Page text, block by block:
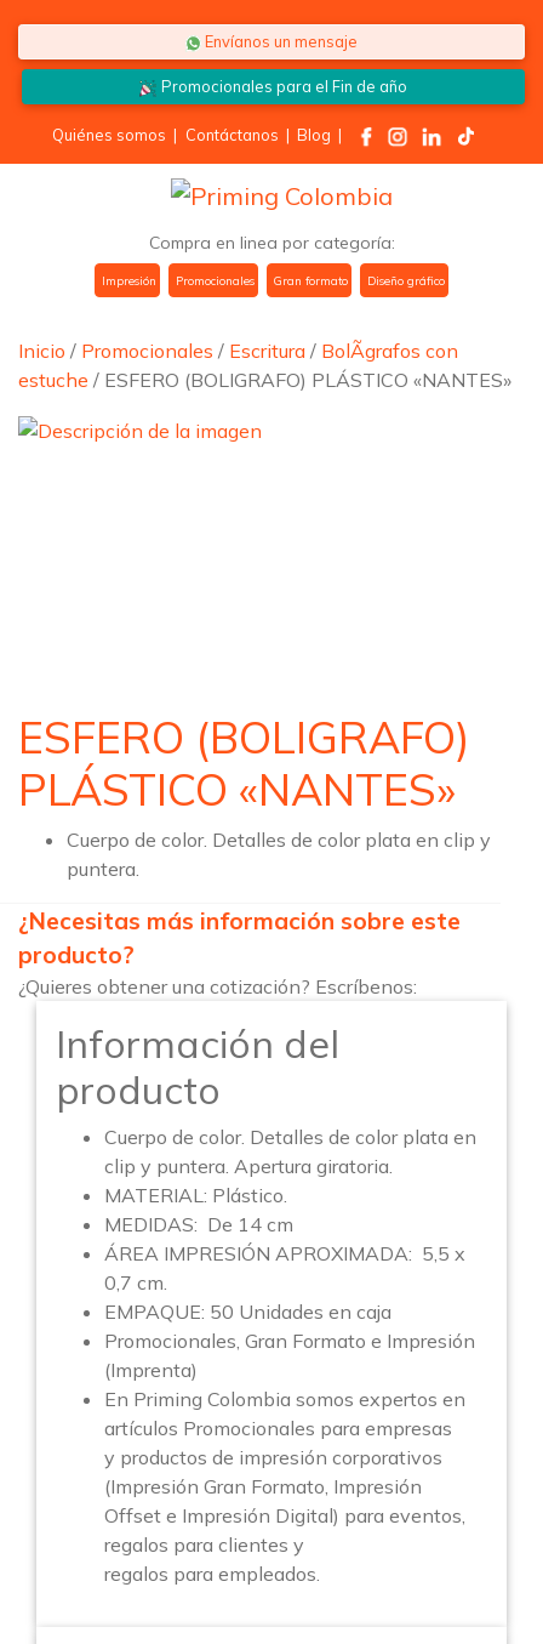
Envíanos un mensaje
Promocionales para elFin de año
Quiénes somos | Contáctanos | Blog |
Compra en linea por categoría:
Impresión Promocionales Gran formato Diseño gráfico
Inicio / Promocionales / Escritura / BolÃ­grafos con
estuche / ESFERO (BOLIGRAFO) PLÁSTICO «NANTES»
ESFERO (BOLIGRAFO)
PLÁSTICO «NANTES»
Cuerpo de color. Detalles de color plata en clip y
puntera.
¿Necesitas más información sobre este
producto?
¿Quieres obtener una cotización? Escríbenos:
Información del
producto
Cuerpo de color. Detalles de color plata en
clip y puntera. Apertura giratoria.
MATERIAL: Plástico.
MEDIDAS: De 14 cm
ÁREA IMPRESIÓN APROXIMADA: 5,5 x
0,7 cm.
EMPAQUE: 50 Unidades en caja
Promocionales, Gran Formato e Impresión
(Imprenta)
En Priming Colombia somos expertos en
artículos Promocionales para empresas
y productos de impresión corporativos
(Impresión Gran Formato, Impresión
Offset e Impresión Digital) para eventos,
regalos para clientes y
regalos para empleados.